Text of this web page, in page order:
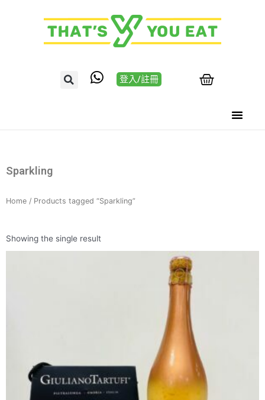
登入/註冊
Sparkling
Home / Products tagged “Sparkling”
Showing the single result